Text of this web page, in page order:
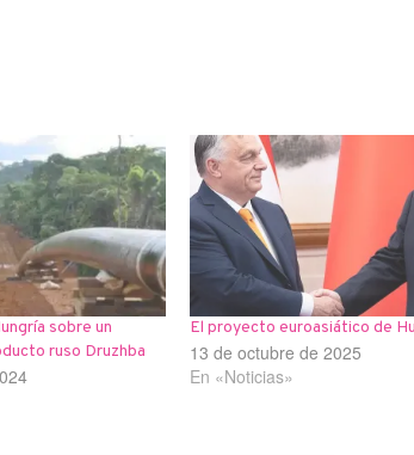
sobre un
ruso Druzhba
El proyecto euroasiático de
13 de octubre de 2025
En «Noticias»